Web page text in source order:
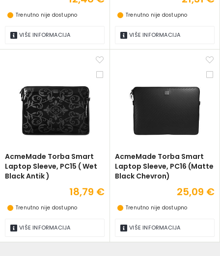
Trenutno nije dostupno
VIŠE INFORMACIJA
Trenutno nije dostupno
VIŠE INFORMACIJA
AcmeMade Torba Smart
Laptop Sleeve, PC15 ( Wet
Black Antik )
18,79 €
Trenutno nije dostupno
VIŠE INFORMACIJA
AcmeMade Torba Smart
Laptop Sleeve, PC16 (Matte
Black Chevron)
25,09 €
Trenutno nije dostupno
VIŠE INFORMACIJA